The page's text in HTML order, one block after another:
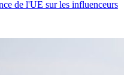
de l'UE sur les influenceurs